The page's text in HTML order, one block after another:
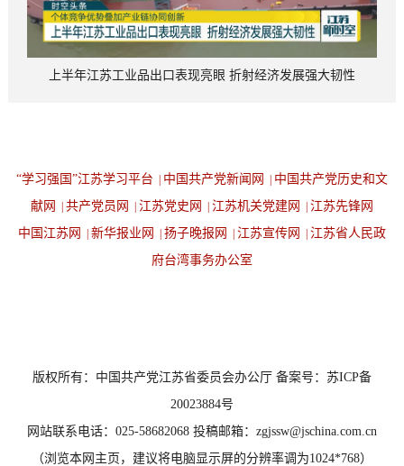
上半年江苏工业品出口表现亮眼 折射经济发展强大韧性
“学习强国”江苏学习平台 | 中国共产党新闻网 | 中国共产党历史和文
献网
| 共产党员网 | 江苏党史网 | 江苏机关党建网 | 江苏先锋网
中国江苏网
| 新华报业网 | 扬子晚报网 | 江苏宣传网 | 江苏省人民政
府台湾事务办公室
版权所有：中国共产党江苏省委员会办公厅 备案号：苏ICP备
20023884号
网站联系电话：025-58682068 投稿邮箱：zgjssw@jschina.com.cn
（浏览本网主页，建议将电脑显示屏的分辨率调为1024*768）